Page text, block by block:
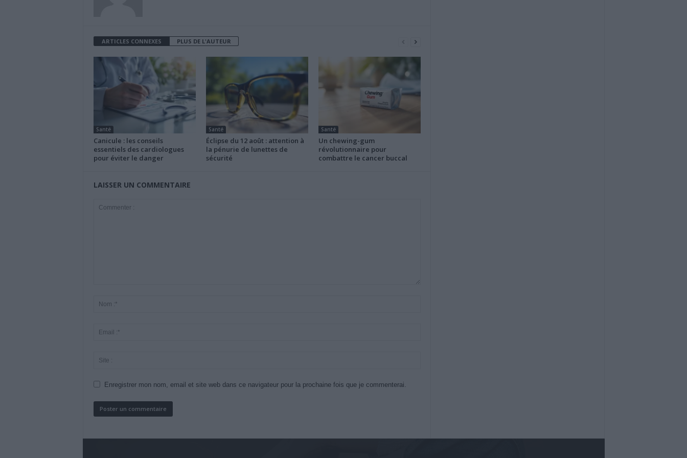
ARTICLES CONNEXES PLUS DE L'AUTEUR
Santé
Canicule : les conseils
essentiels des cardiologues
pour éviter le danger
Santé
Éclipse du 12 août : attention à
la pénurie de lunettes de
sécurité
Santé
Un chewing-gum
révolutionnaire pour
combattre le cancer buccal
LAISSER UN COMMENTAIRE
Enregistrer mon nom, email et site web dans ce navigateur pour la prochaine fois que je commenterai.